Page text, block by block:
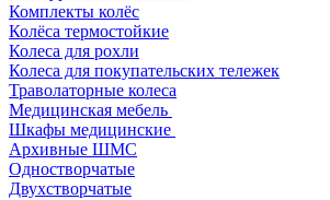
Комплекты колёс
Колёса термостойкие
Колеса для рохли
Колеса для покупательских тележек
Траволаторные колеса
Медицинская мебель
Шкафы медицинские
Архивные ШМС
Одностворчатые
Двухстворчатые